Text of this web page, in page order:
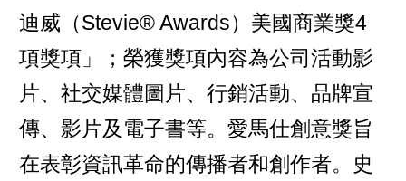
迪威（Stevie® Awards）美國商業獎4
項獎項」；榮獲獎項內容為公司活動影
片、社交媒體圖片、行銷活動、品牌宣
傳、影片及電子書等。愛馬仕創意獎旨
在表彰資訊革命的傳播者和創作者。史